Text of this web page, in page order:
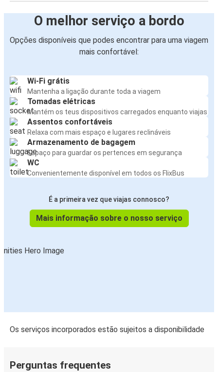
O melhor serviço a bordo
Opções disponíveis que podes encontrar para uma viagem
mais confortável:
Wi-Fi grátis
Mantenha a ligação durante toda a viagem
Tomadas elétricas
Mantém os teus dispositivos carregados enquanto viajas
Assentos confortáveis
Relaxa com mais espaço e lugares reclináveis
Armazenamento de bagagem
Espaço para guardar os pertences em segurança
WC
Convenientemente disponível em todos os FlixBus
É a primeira vez que viajas connosco?
Mais informação sobre o nosso serviço
Os serviços incorporados estão sujeitos a disponibilidade
Perguntas frequentes